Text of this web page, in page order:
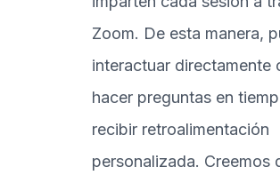
Zoom. De esta manera,
interactuar directamente
hacer preguntas en
recibir retroalimentación
personalizada. Creemos